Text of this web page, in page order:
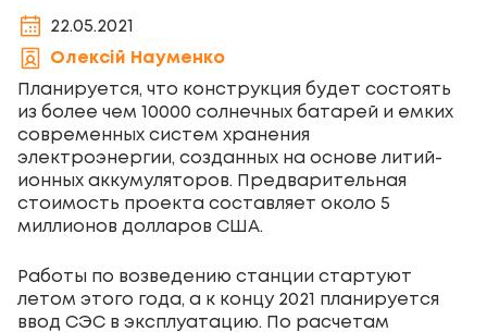
22.05.2021
Олексій Науменко
Планируется, что конструкция будет состоять
из более чем 10000 солнечных батарей и емких
современных систем хранения
электроэнергии, созданных на основе литий-
ионных аккумуляторов. Предварительная
стоимость проекта составляет около 5
миллионов долларов США.
Работы по возведению станции стартуют
летом этого года, а к концу 2021 планируется
ввод СЭС в эксплуатацию. По расчетам